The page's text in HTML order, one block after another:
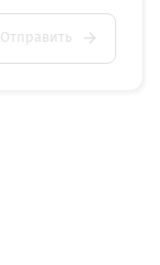
Отправить